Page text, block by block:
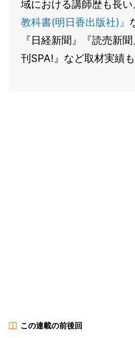
域における講師歴も長い
教科書(明日香出版社)』
『日経新聞』『読売新
刊SPA!』など取材実績も
この連載の前後回